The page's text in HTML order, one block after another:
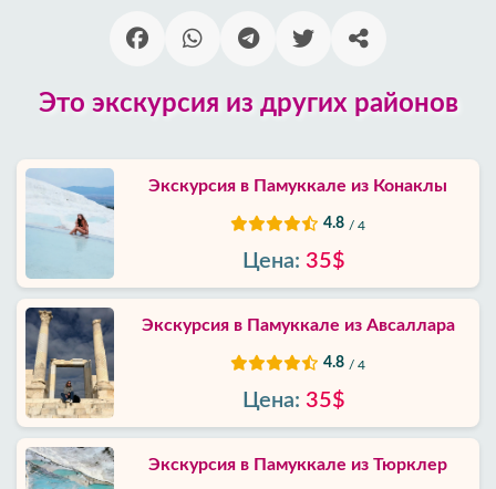
отзывы
нас
Услуги
Условия
положения
Политика
приватности
Контакты
Это экскурсия из других районов
Экскурсия в Памуккале из Конаклы
4.8 / 4
Цена: 35$
Экскурсия в Памуккале из Авсаллара
4.8 / 4
Цена: 35$
Экскурсия в Памуккале из Тюрклер